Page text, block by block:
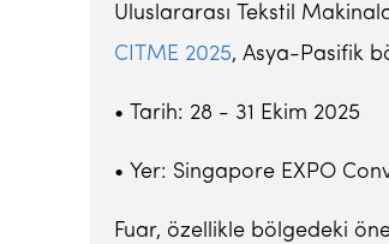
Uluslararası Tekstil
CITME 2025, Asya-Pasifik
• Tarih: 28 - 31 Ekim 2025
• Yer: Singapore EXPO
Fuar, özellikle bölgedeki